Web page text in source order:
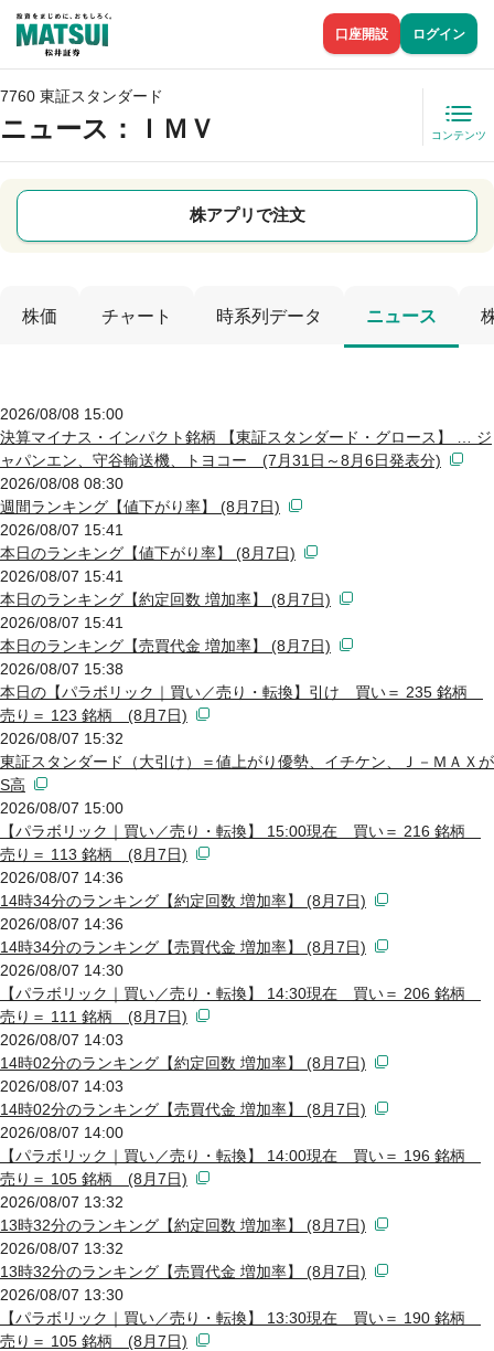
口座開設 ログイン
7760 東証スタンダード
ニュース ：ＩＭＶ コンテンツ
株アプリで注文
株価 チャート 時系列データ ニュース
2026/08/08 15:00
決算マイナス・インパクト銘柄 【東証スタンダード・グロース】 … ジ
ャパンエン、守谷輸送機、トヨコー (7月31日～8月6日発表分)
2026/08/08 08:30
週間ランキング【値下がり率】 (8月7日)
2026/08/07 15:41
本日のランキング【値下がり率】 (8月7日)
2026/08/07 15:41
本日のランキング【約定回数 増加率】 (8月7日)
2026/08/07 15:41
本日のランキング【売買代金 増加率】 (8月7日)
2026/08/07 15:38
本日の【パラボリック｜買い／売り・転換】引け 買い＝ 235 銘柄
売り＝ 123 銘柄 (8月7日)
2026/08/07 15:32
東証スタンダード（大引け）＝値上がり優勢、イチケン、Ｊ－ＭＡＸが
S高
2026/08/07 15:00
【パラボリック｜買い／売り・転換】 15:00現在 買い＝ 216 銘柄
売り＝ 113 銘柄 (8月7日)
2026/08/07 14:36
14時34分のランキング【約定回数 増加率】 (8月7日)
2026/08/07 14:36
14時34分のランキング【売買代金 増加率】 (8月7日)
2026/08/07 14:30
【パラボリック｜買い／売り・転換】 14:30現在 買い＝ 206 銘柄
売り＝ 111 銘柄 (8月7日)
2026/08/07 14:03
14時02分のランキング【約定回数 増加率】 (8月7日)
2026/08/07 14:03
14時02分のランキング【売買代金 増加率】 (8月7日)
2026/08/07 14:00
【パラボリック｜買い／売り・転換】 14:00現在 買い＝ 196 銘柄
売り＝ 105 銘柄 (8月7日)
2026/08/07 13:32
13時32分のランキング【約定回数 増加率】 (8月7日)
2026/08/07 13:32
13時32分のランキング【売買代金 増加率】 (8月7日)
2026/08/07 13:30
【パラボリック｜買い／売り・転換】 13:30現在 買い＝ 190 銘柄
売り＝ 105 銘柄 (8月7日)